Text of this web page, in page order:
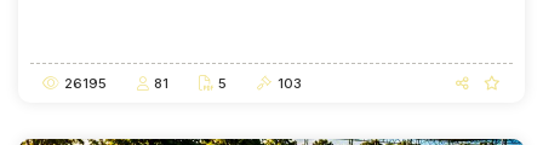
26195 81 5 103